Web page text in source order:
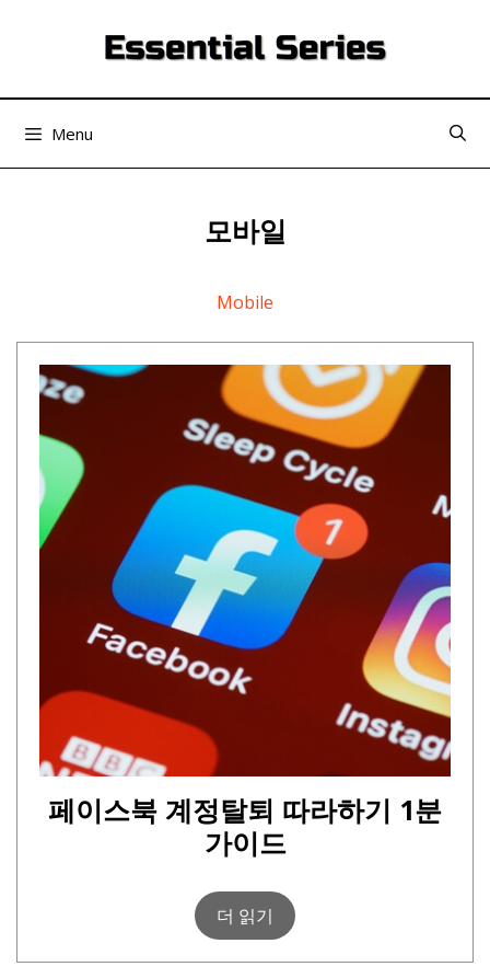
뛰
Menu
모바일
Mobile
페이스북 계정탈퇴 따라하기 1분
가이드
더 읽기